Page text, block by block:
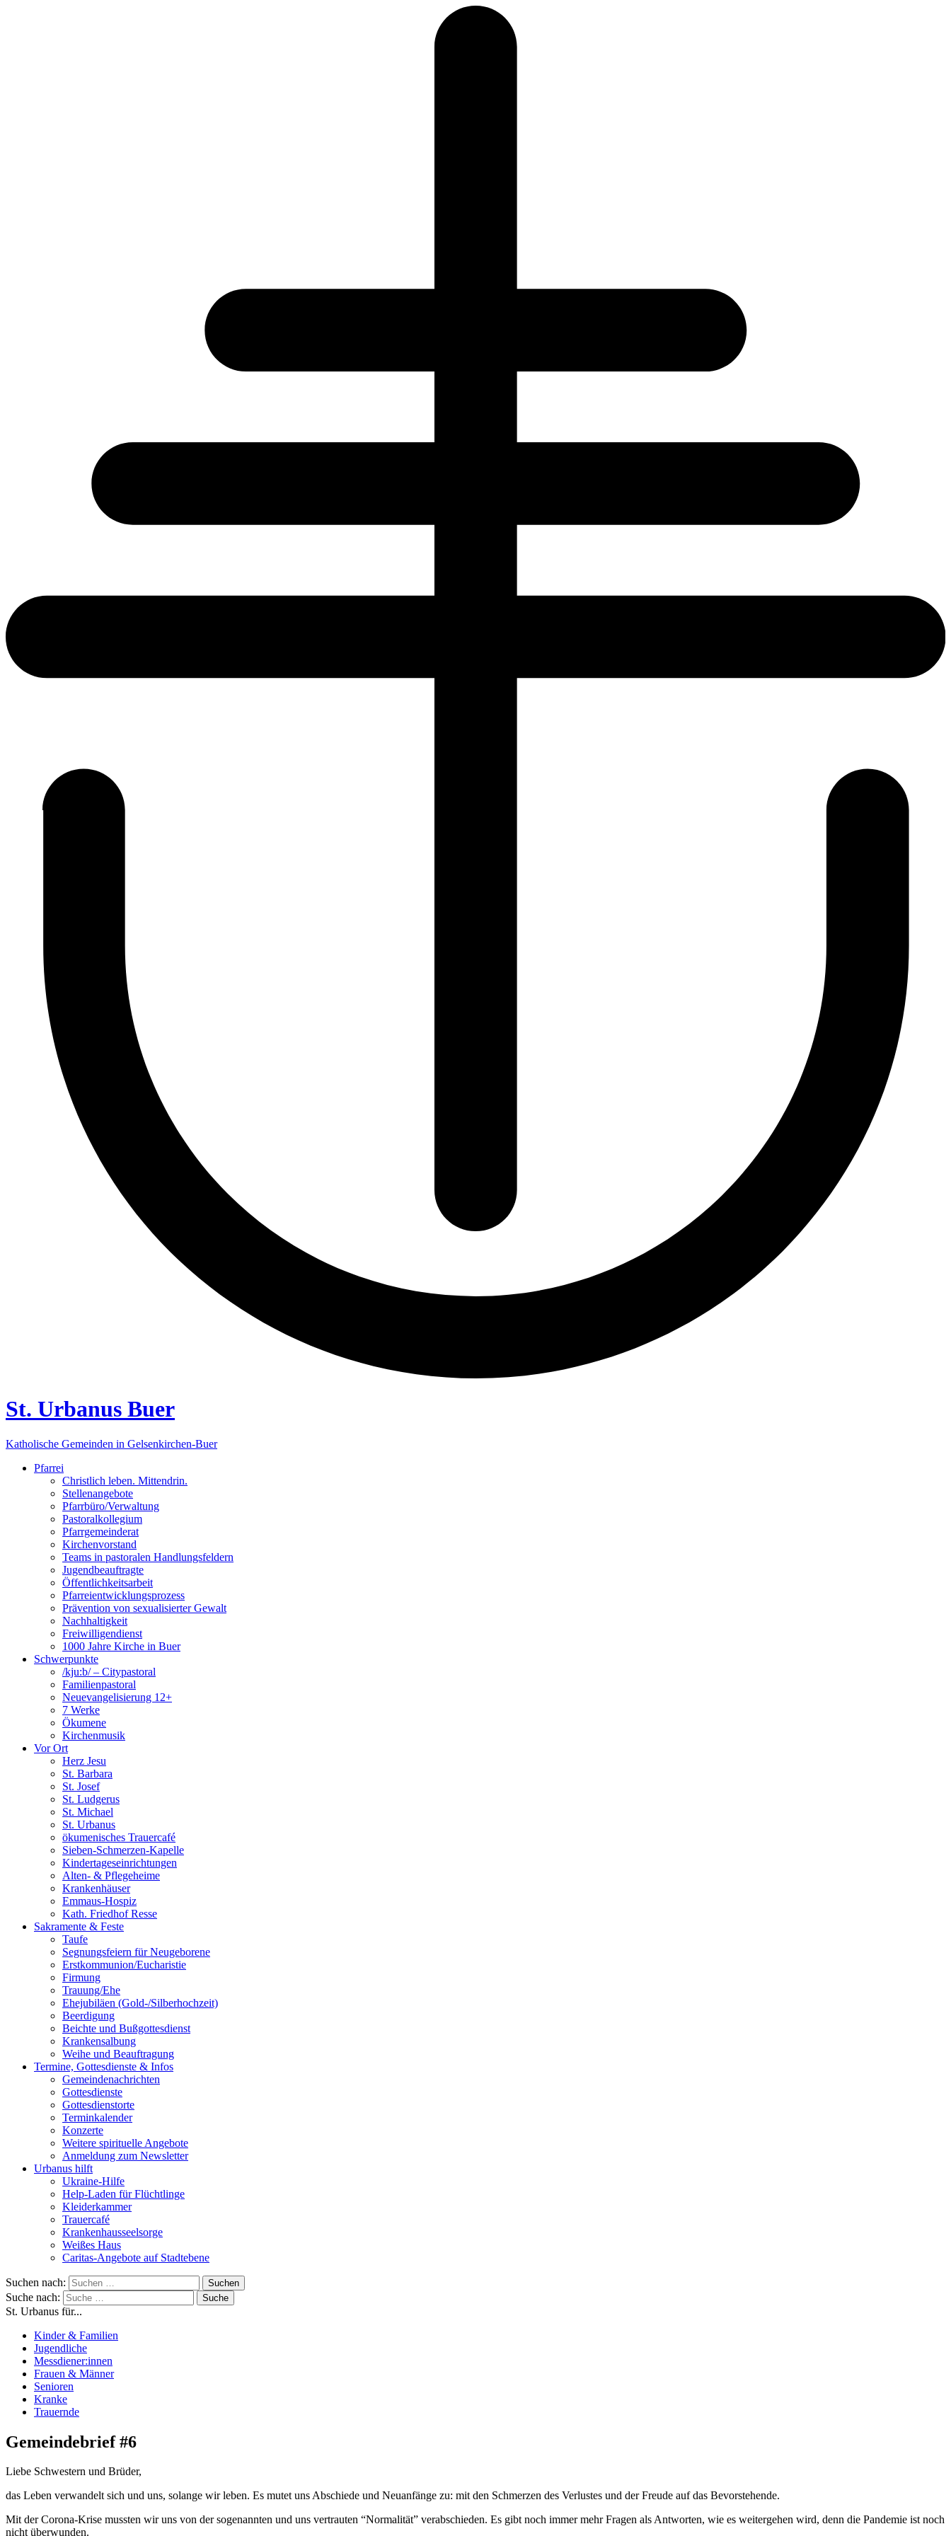
St. Urbanus Buer
Katholische Gemeinden in Gelsenkirchen-Buer
Pfarrei
Christlich leben. Mittendrin.
Stellenangebote
Pfarrbüro/Verwaltung
Pastoralkollegium
Pfarrgemeinderat
Kirchenvorstand
Teams in pastoralen Handlungsfeldern
Jugendbeauftragte
Öffentlichkeitsarbeit
Pfarreientwicklungsprozess
Prävention von sexualisierter Gewalt
Nachhaltigkeit
Freiwilligendienst
1000 Jahre Kirche in Buer
Schwerpunkte
/kju:b/ – Citypastoral
Familienpastoral
Neuevangelisierung 12+
7 Werke
Ökumene
Kirchenmusik
Vor Ort
Herz Jesu
St. Barbara
St. Josef
St. Ludgerus
St. Michael
St. Urbanus
ökumenisches Trauercafé
Sieben-Schmerzen-Kapelle
Kindertageseinrichtungen
Alten- & Pflegeheime
Krankenhäuser
Emmaus-Hospiz
Kath. Friedhof Resse
Sakramente & Feste
Taufe
Segnungsfeiern für Neugeborene
Erstkommunion/Eucharistie
Firmung
Trauung/Ehe
Ehejubiläen (Gold-/Silberhochzeit)
Beerdigung
Beichte und Bußgottesdienst
Krankensalbung
Weihe und Beauftragung
Termine, Gottesdienste & Infos
Gemeindenachrichten
Gottesdienste
Gottesdienstorte
Terminkalender
Konzerte
Weitere spirituelle Angebote
Anmeldung zum Newsletter
Urbanus hilft
Ukraine-Hilfe
Help-Laden für Flüchtlinge
Kleiderkammer
Trauercafé
Krankenhausseelsorge
Weißes Haus
Caritas-Angebote auf Stadtebene
Suchen nach:
Suche nach:
St. Urbanus für...
Kinder & Familien
Jugendliche
Messdiener:innen
Frauen & Männer
Senioren
Kranke
Trauernde
Gemeindebrief #6
Liebe Schwestern und Brüder,
das Leben verwandelt sich und uns, solange wir leben. Es mutet uns Abschiede und Neuanfänge zu: mit den Schmerzen des Verlustes und der Freude auf das Bevorstehende.
Mit der Corona-Krise mussten wir uns von der sogenannten und uns vertrauten “Normalität” verabschieden. Es gibt noch immer mehr Fragen als Antworten, wie es weitergehen wird, denn die Pandemie ist noch
nicht überwunden.